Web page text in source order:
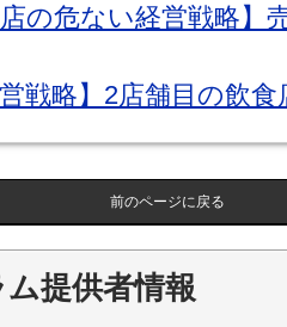
店の危ない経営戦略】
営戦略】2店舗目の飲
前のページに戻る
提供者情報